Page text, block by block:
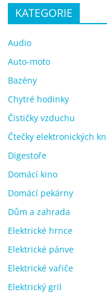
KATEGORIE
Audio
Auto-moto
Bazény
Chytré hodinky
Čističky vzduchu
Čtečky elektronických
Digestoře
Domácí kino
Domácí pekárny
Dům a zahrada
Elektrické hrnce
Elektrické pánve
Elektrické vařiče
Elektrický gril